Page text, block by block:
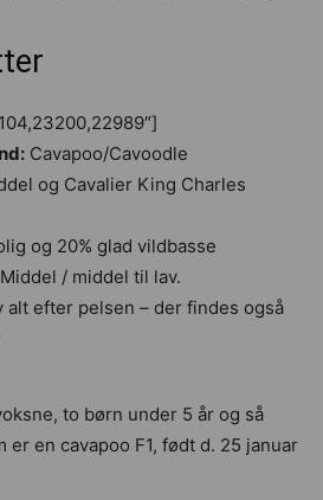
Cavapoo/Cavoodle
og Cavalier King Charles
og 20% glad vildbasse
Middel / middel til lav.
alt efter pelsen – der findes også
to børn under 5 år og så
er en cavapoo F1, født d. 25 januar